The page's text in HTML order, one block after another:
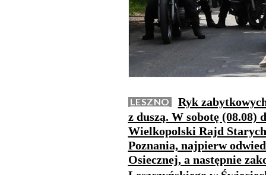
LESZNO
Ryk
z duszą. W sobotę (08.08)
Wielkopolski Rajd
Poznania, najpierw
Osiecznej, a następnie